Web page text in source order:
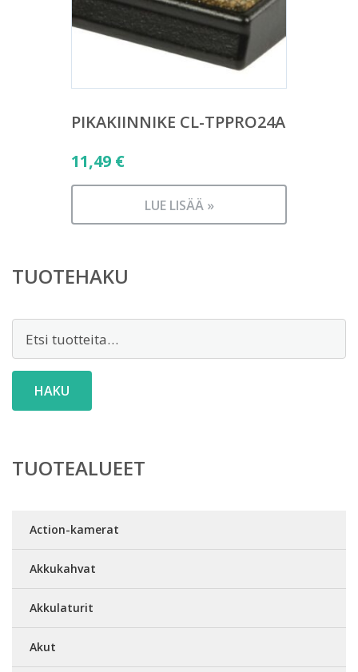
PIKAKIINNIKE CL-TPPRO24A
11,49 €
LUE LISÄÄ »
TUOTEHAKU
HAKU
TUOTEALUEET
Action-kamerat
Akkukahvat
Akkulaturit
Akut